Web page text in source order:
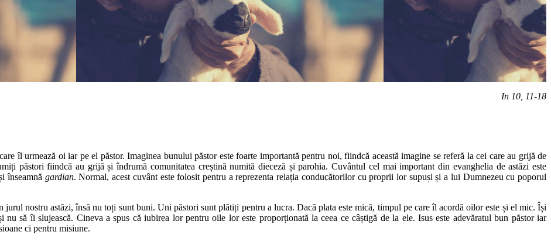
In 10, 11-18
îl urmează oi iar pe el păstor. Imaginea bunului păstor este foarte importantă pentru noi, fiindcă această imagine se referă la cei care au grijă de
păstori fiindcă au grijă și îndrumă comunitatea creștină numită dieceză și parohia. Cuvântul cel mai important din evanghelia de astăzi este
înseamnă gardian. Normal, acest cuvânt este folosit pentru a reprezenta relația conducătorilor cu proprii lor supuși și a lui Dumnezeu cu poporul
nostru astăzi, însă nu toți sunt buni. Uni păstori sunt plătiți pentru a lucra. Dacă plata este mică, timpul pe care îl acordă oilor este și el mic. Își
să îi slujească. Cineva a spus că iubirea lor pentru oile lor este proporționată la ceea ce câștigă de la ele. Isus este adevăratul bun păstor iar
ci pentru misiune.